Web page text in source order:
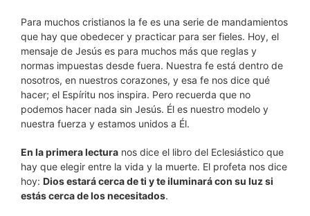
Para muchos cristianos la fe es una serie de mandamientos
que hay que obedecer y practicar para ser fieles. Hoy, el
mensaje de Jesús es para muchos más que reglas y
normas impuestas desde fuera. Nuestra fe está dentro de
nosotros, en nuestros corazones, y esa fe nos dice qué
hacer; el Espíritu nos inspira. Pero recuerda que no
podemos hacer nada sin Jesús. Él es nuestro modelo y
nuestra fuerza y estamos unidos a Él.
En la primera lectura nos dice el libro del Eclesiástico que
hay que elegir entre la vida y la muerte. El profeta nos dice
hoy: Dios estará cerca de ti y te iluminará con su luz si
estás cerca de los necesitados.